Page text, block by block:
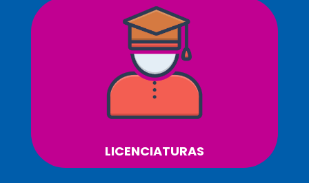
LICENCIATURAS